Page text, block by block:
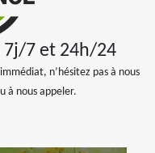
7j/7 et 24h/24
n’hésitez pas à nous
à nous appeler.